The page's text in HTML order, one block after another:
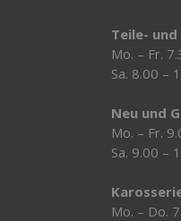
Teile-
Mo. – Fr.
Sa. 8.00 –
Neu und
Mo. – Fr.
Sa. 9.00 –
Mo. – Do.